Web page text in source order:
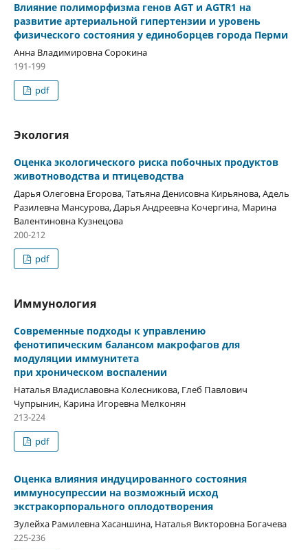
Влияние полиморфизма генов AGT и AGTR1 на
развитие артериальной гипертензии и уровень
физического состояния у единоборцев города Перми
Анна Владимировна Сорокина
191-199
pdf
Экология
Оценка экологического риска побочных продуктов
животноводства и птицеводства
Дарья Олеговна Егорова, Татьяна Денисовна Кирьянова, Адель
Разилевна Мансурова, Дарья Андреевна Кочергина, Марина
Валентиновна Кузнецова
200-212
pdf
Иммунология
Современные подходы к управлению
фенотипическим балансом макрофагов для
модуляции иммунитета
при хроническом воспалении
Наталья Владиславовна Колесникова, Глеб Павлович
Чупрынин, Карина Игоревна Мелконян
213-224
pdf
Оценка влияния индуцированного состояния
иммуносупресcии на возможный исход
экстракорпорального оплодотворения
Зулейха Рамилевна Хасаншина, Наталья Викторовна Богачева
225-236